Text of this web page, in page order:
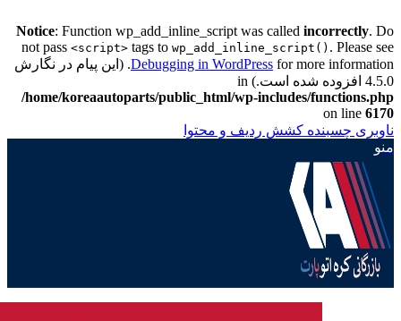
Notice: Function wp_add_inline_script was called incorrectly. Do
not pass <script> tags to wp_add_inline_script() . Please see
Debugging in WordPressfor more information. (این پیام در نگارش
4.5.0 افزوده شده است.) in
/home/koreaautoparts/public_html/wp-includes/functions.php
on line 6170
ناوبری چسبنده کشش ردیف و محتوا
منو